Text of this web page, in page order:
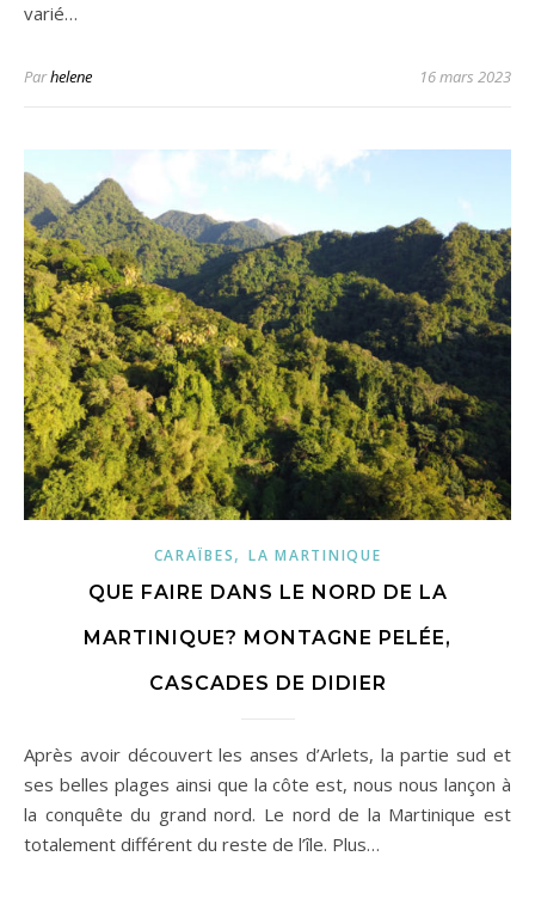
varié…
Parhelene 16 mars 2023
CARAÏBES,LA MARTINIQUE
QUE FAIRE DANS LE NORD DE LA
MARTINIQUE? MONTAGNE PELÉE,
CASCADES DE DIDIER
Après avoir découvert les anses d’Arlets, la partie sud et
ses belles plages ainsi que la côte est, nous nous lançon à
la conquête du grand nord. Le nord de la Martinique est
totalement différent du reste de l’île. Plus…